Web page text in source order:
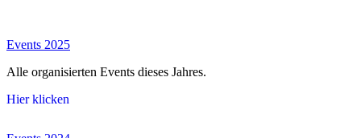
Events 2025
Alle organisierten Events dieses Jahres.
Hier klicken